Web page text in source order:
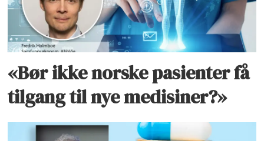
«Bør ikke norske pasienter få
tilgang til nye medisiner?»